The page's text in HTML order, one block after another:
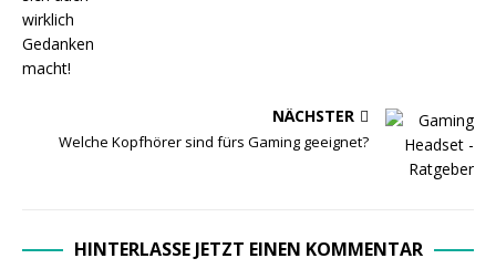
NÄCHSTER
Welche Kopfhörer sind fürs Gaming geeignet?
HINTERLASSE JETZT EINEN KOMMENTAR